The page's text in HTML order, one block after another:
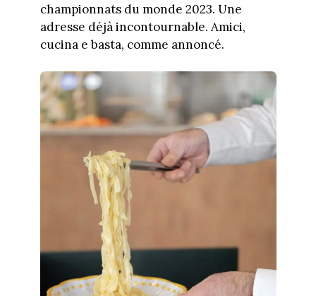
championnats du monde 2023. Une
adresse déjà incontournable. Amici,
cucina e basta, comme annoncé.